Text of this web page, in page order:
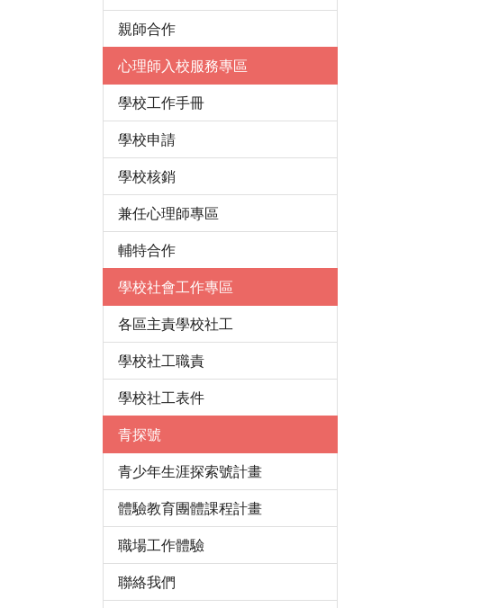
親師合作
心理師入校服務專區
學校工作手冊
學校申請
學校核銷
兼任心理師專區
輔特合作
學校社會工作專區
各區主責學校社工
學校社工職責
學校社工表件
青探號
青少年生涯探索號計畫
體驗教育團體課程計畫
職場工作體驗
聯絡我們